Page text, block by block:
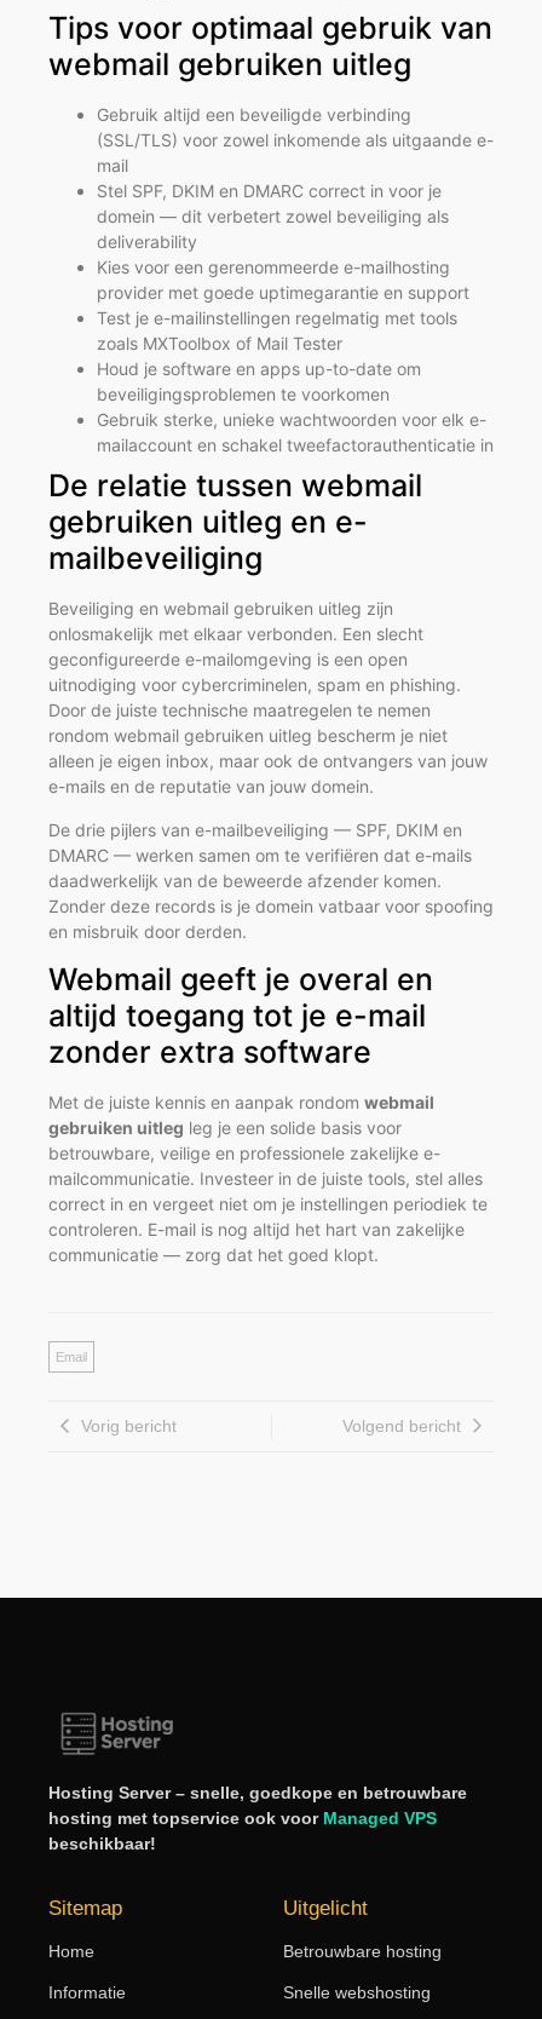
Tips voor optimaal gebruik van
webmail gebruiken uitleg
Gebruik altijd een beveiligde verbinding
(SSL/TLS) voor zowel inkomende als uitgaande e-
mail
Stel SPF, DKIM en DMARC correct in voor je
domein — dit verbetert zowel beveiliging als
deliverability
Kies voor een gerenommeerde e-mailhosting
provider met goede uptimegarantie en support
Test je e-mailinstellingen regelmatig met tools
zoals MXToolbox of Mail Tester
Houd je software en apps up-to-date om
beveiligingsproblemen te voorkomen
Gebruik sterke, unieke wachtwoorden voor elk e-
mailaccount en schakel tweefactorauthenticatie in
De relatie tussen webmail
gebruiken uitleg en e-
mailbeveiliging
Beveiliging en webmail gebruiken uitleg zijn
onlosmakelijk met elkaar verbonden. Een slecht
geconfigureerde e-mailomgeving is een open
uitnodiging voor cybercriminelen, spam en phishing.
Door de juiste technische maatregelen te nemen
rondom webmail gebruiken uitleg bescherm je niet
alleen je eigen inbox, maar ook de ontvangers van jouw
e-mails en de reputatie van jouw domein.
De drie pijlers van e-mailbeveiliging — SPF, DKIM en
DMARC — werken samen om te verifiëren dat e-mails
daadwerkelijk van de beweerde afzender komen.
Zonder deze records is je domein vatbaar voor spoofing
en misbruik door derden.
Webmail geeft je overal en
altijd toegang tot je e-mail
zonder extra software
Met de juiste kennis en aanpak rondom webmail
gebruiken uitleg leg je een solide basis voor
betrouwbare, veilige en professionele zakelijke e-
mailcommunicatie. Investeer in de juiste tools, stel alles
correct in en vergeet niet om je instellingen periodiek te
controleren. E-mail is nog altijd het hart van zakelijke
communicatie — zorg dat het goed klopt.
Email
Vorig bericht Volgend bericht
Hosting Server – snelle, goedkope en betrouwbare
hosting met topservice ook voor Managed VPS
beschikbaar!
Sitemap
Home
Informatie
Uitgelicht
Betrouwbare hosting
Snelle webshosting